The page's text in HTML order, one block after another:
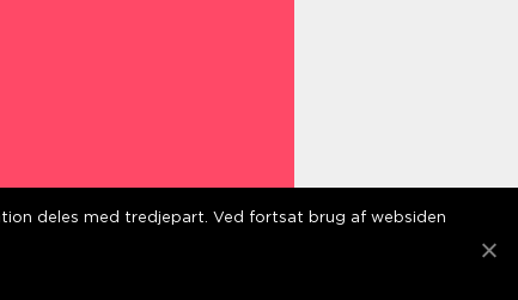
deles med tredjepart. Ved fortsat brug af websiden